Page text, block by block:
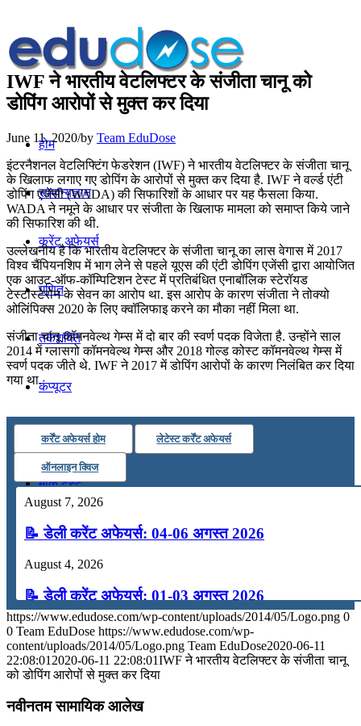
होम
सामान्यज्ञान
करेंट अफेयर्स
गणित
तर्कशक्ति
कंप्यूटर
अंग्रेजी
मॉक टेस्ट
टुडेज जीके
IWF ने भारतीय वेटलिफ्टर के संजीता चानू को
डोपिंग आरोपों से मुक्त कर दिया
June 11, 2020/by Team EduDose
इंटरनैशनल वेटलिफ्टिंग फेडरेशन (IWF) ने भारतीय वेटलिफ्टर के संजीता चानू
के खिलाफ लगाए गए डोपिंग के आरोपों से मुक्त कर दिया है. IWF ने वर्ल्ड एंटी
डोपिंग एजेंसी (WADA) की सिफारिशों के आधार पर यह फैसला किया.
WADA ने नमूने के आधार पर संजीता के खिलाफ मामला को समाप्त किये जाने
की सिफारिश की थी.
उल्लेखनीय है कि भारतीय वेटलिफ्टर के संजीता चानू का लास वेगास में 2017
विश्व चैंपियनशिप में भाग लेने से पहले यूएस की एंटी डोपिंग एजेंसी द्वारा आयोजित
एक आउट-ऑफ-कॉम्पिटिशन टेस्ट में प्रतिबंधित एनाबॉलिक स्टेरॉयड
टेस्टोस्टेरोन के सेवन का आरोप था. इस आरोप के कारण संजीता ने तोक्यो
ओलिंपिक्स 2020 के लिए क्वॉलिफाइ करने का मौका नहीं मिला था.
संजीता चानू कॉमनवेल्थ गेम्स में दो बार की स्वर्ण पदक विजेता है. उन्होंने साल
2014 में ग्लासगो कॉमनवेल्थ गेम्स और 2018 गोल्ड कोस्ट कॉमनवेल्थ गेम्स में
स्वर्ण पदक जीते थे. IWF ने 2017 में डोपिंग आरोपों के कारण निलंबित कर दिया
गया था.
कर्रेंट अफेयर्स होम लेटेस्ट कर्रेंट अफेयर्स
ऑनलाइन क्विज
August 7, 2026
📝 डेली करेंट अफेयर्स: 04-06 अगस्त 2026
August 4, 2026
📝 डेली करेंट अफेयर्स: 01-03 अगस्त 2026
July 31, 2026
📝 डेली करेंट अफेयर्स: 28-31 जुलाई 2026
https://www.edudose.com/wp-content/uploads/2014/05/Logo.png 0
0 Team EduDose https://www.edudose.com/wp-
content/uploads/2014/05/Logo.png Team EduDose2020-06-11
22:08:01 2020-06-11 22:08:01IWF ने भारतीय वेटलिफ्टर के संजीता चानू
को डोपिंग आरोपों से मुक्त कर दिया
नवीनतम सामायिक आलेख